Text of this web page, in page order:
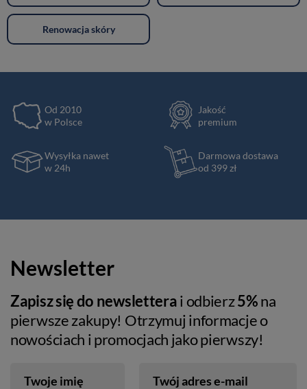
Renowacja skóry
Od 2010
w Polsce
Jakość
premium
Wysyłka nawet
w 24h
Darmowa dostawa
od 399 zł
Newsletter
Zapisz się do newsletterai odbierz5%na
pierwsze zakupy! Otrzymuj informacje o
nowościach i promocjach jako pierwszy!
Twoje imię Twój adres e-mail